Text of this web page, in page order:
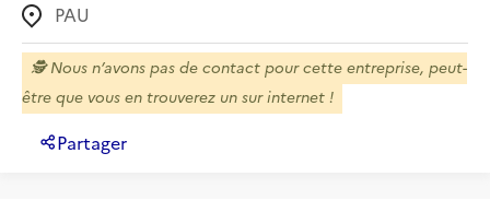
PAU
🕵️ Nous n’avons pas de contact pour cette entreprise, peut-
être que vous en trouverez un sur internet !
Partager